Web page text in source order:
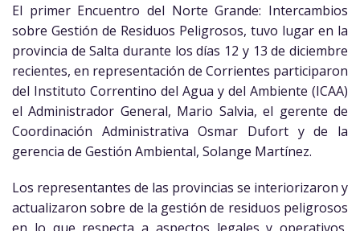
El primer Encuentro del Norte Grande: Intercambios
sobre Gestión de Residuos Peligrosos, tuvo lugar en la
provincia de Salta durante los días 12 y 13 de diciembre
recientes, en representación de Corrientes participaron
del Instituto Correntino del Agua y del Ambiente (ICAA)
el Administrador General, Mario Salvia, el gerente de
Coordinación Administrativa Osmar Dufort y de la
gerencia de Gestión Ambiental, Solange Martínez.
Los representantes de las provincias se interiorizaron y
actualizaron sobre de la gestión de residuos peligrosos